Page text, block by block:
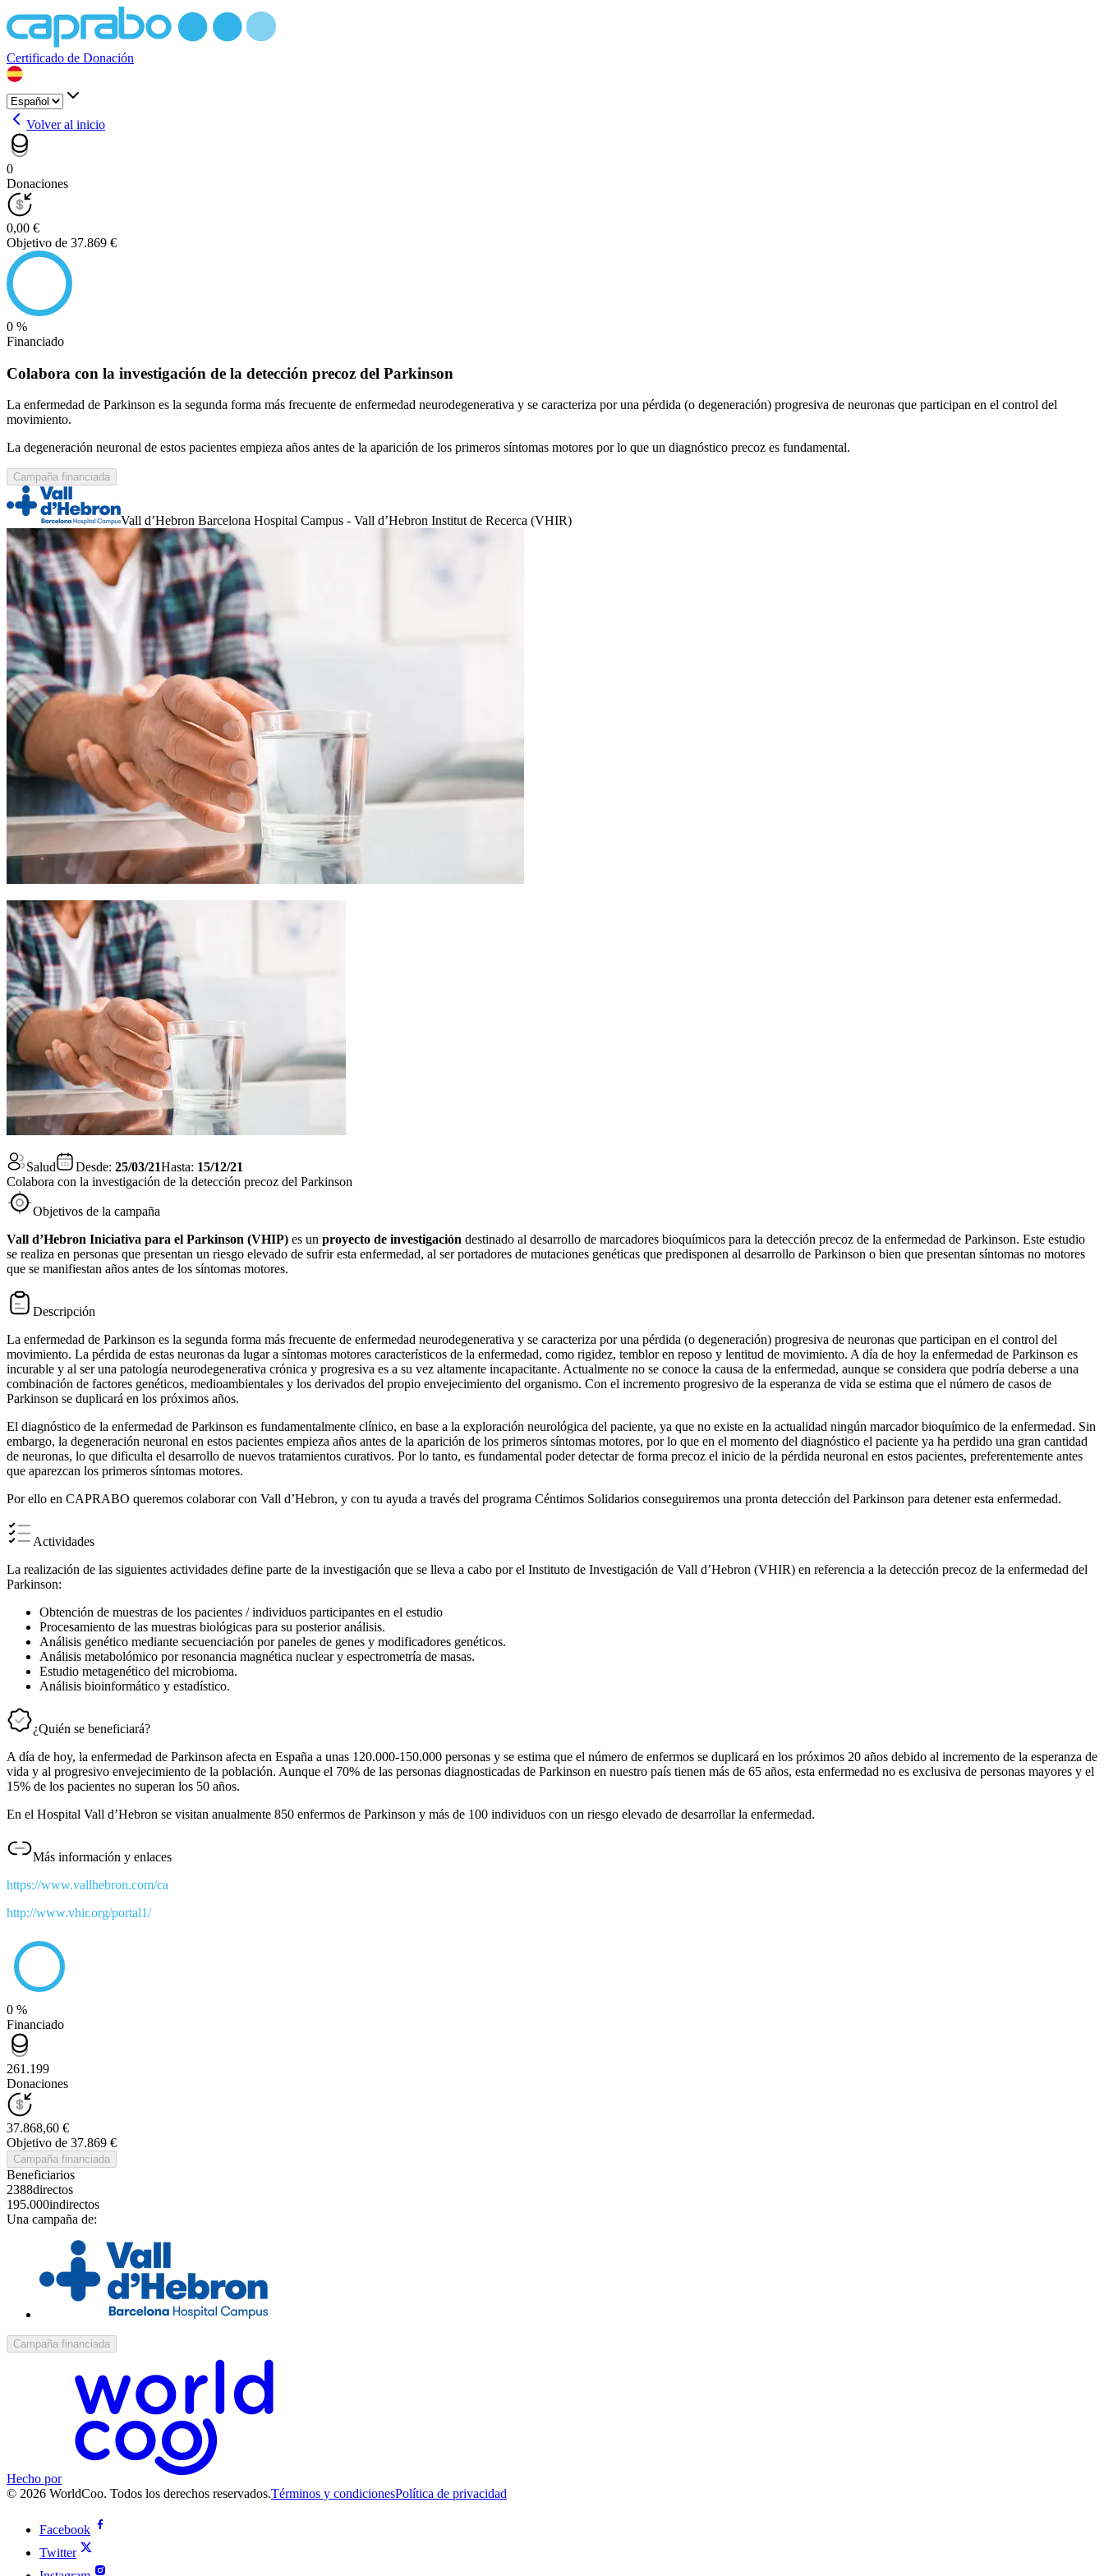
Certificado de Donación
Volver al inicio
0
Donaciones
0,00 €
Objetivo de 37.869 €
0 %
Financiado
Colabora con la investigación de la detección precoz del Parkinson
La enfermedad de Parkinson es la segunda forma más frecuente de enfermedad neurodegenerativa y se caracteriza por una pérdida (o degeneración) progresiva de neuronas que participan en el control del
movimiento.
La degeneración neuronal de estos pacientes empieza años antes de la aparición de los primeros síntomas motores por lo que un diagnóstico precoz es fundamental.
Campaña financiada
Vall d’Hebron Barcelona Hospital Campus - Vall d’Hebron Institut de Recerca (VHIR)
Salud Desde: 25/03/21Hasta: 15/12/21
Colabora con la investigación de la detección precoz del Parkinson
Objetivos de la campaña
Vall d’Hebron Iniciativa para el Parkinson (VHIP) es un proyecto de investigación destinado al desarrollo de marcadores bioquímicos para la detección precoz de la enfermedad de Parkinson. Este estudio
se realiza en personas que presentan un riesgo elevado de sufrir esta enfermedad, al ser portadores de mutaciones genéticas que predisponen al desarrollo de Parkinson o bien que presentan síntomas no motores
que se manifiestan años antes de los síntomas motores.
Descripción
La enfermedad de Parkinson es la segunda forma más frecuente de enfermedad neurodegenerativa y se caracteriza por una pérdida (o degeneración) progresiva de neuronas que participan en el control del
movimiento. La pérdida de estas neuronas da lugar a síntomas motores característicos de la enfermedad, como rigidez, temblor en reposo y lentitud de movimiento. A día de hoy la enfermedad de Parkinson es
incurable y al ser una patología neurodegenerativa crónica y progresiva es a su vez altamente incapacitante. Actualmente no se conoce la causa de la enfermedad, aunque se considera que podría deberse a una
combinación de factores genéticos, medioambientales y los derivados del propio envejecimiento del organismo. Con el incremento progresivo de la esperanza de vida se estima que el número de casos de
Parkinson se duplicará en los próximos años.
El diagnóstico de la enfermedad de Parkinson es fundamentalmente clínico, en base a la exploración neurológica del paciente, ya que no existe en la actualidad ningún marcador bioquímico de la enfermedad. Sin
embargo, la degeneración neuronal en estos pacientes empieza años antes de la aparición de los primeros síntomas motores, por lo que en el momento del diagnóstico el paciente ya ha perdido una gran cantidad
de neuronas, lo que dificulta el desarrollo de nuevos tratamientos curativos. Por lo tanto, es fundamental poder detectar de forma precoz el inicio de la pérdida neuronal en estos pacientes, preferentemente antes
que aparezcan los primeros síntomas motores.
Por ello en CAPRABO queremos colaborar con Vall d’Hebron, y con tu ayuda a través del programa Céntimos Solidarios conseguiremos una pronta detección del Parkinson para detener esta enfermedad.
Actividades
La realización de las siguientes actividades define parte de la investigación que se lleva a cabo por el Instituto de Investigación de Vall d’Hebron (VHIR) en referencia a la detección precoz de la enfermedad del
Parkinson:
Obtención de muestras de los pacientes / individuos participantes en el estudio
Procesamiento de las muestras biológicas para su posterior análisis.
Análisis genético mediante secuenciación por paneles de genes y modificadores genéticos.
Análisis metabolómico por resonancia magnética nuclear y espectrometría de masas.
Estudio metagenético del microbioma.
Análisis bioinformático y estadístico.
¿Quién se beneficiará?
A día de hoy, la enfermedad de Parkinson afecta en España a unas 120.000-150.000 personas y se estima que el número de enfermos se duplicará en los próximos 20 años debido al incremento de la esperanza de
vida y al progresivo envejecimiento de la población. Aunque el 70% de las personas diagnosticadas de Parkinson en nuestro país tienen más de 65 años, esta enfermedad no es exclusiva de personas mayores y el
15% de los pacientes no superan los 50 años.
En el Hospital Vall d’Hebron se visitan anualmente 850 enfermos de Parkinson y más de 100 individuos con un riesgo elevado de desarrollar la enfermedad.
Más información y enlaces
https://www.vallhebron.com/ca
http://www.vhir.org/portal1/
0 %
Financiado
261.199
Donaciones
37.868,60 €
Objetivo de 37.869 €
Campaña financiada
Beneficiarios
2388directos
195.000indirectos
Una campaña de:
Campaña financiada
Hecho por
© 2026 WorldCoo. Todos los derechos reservados.Términos y condicionesPolítica de privacidad
Facebook
Twitter